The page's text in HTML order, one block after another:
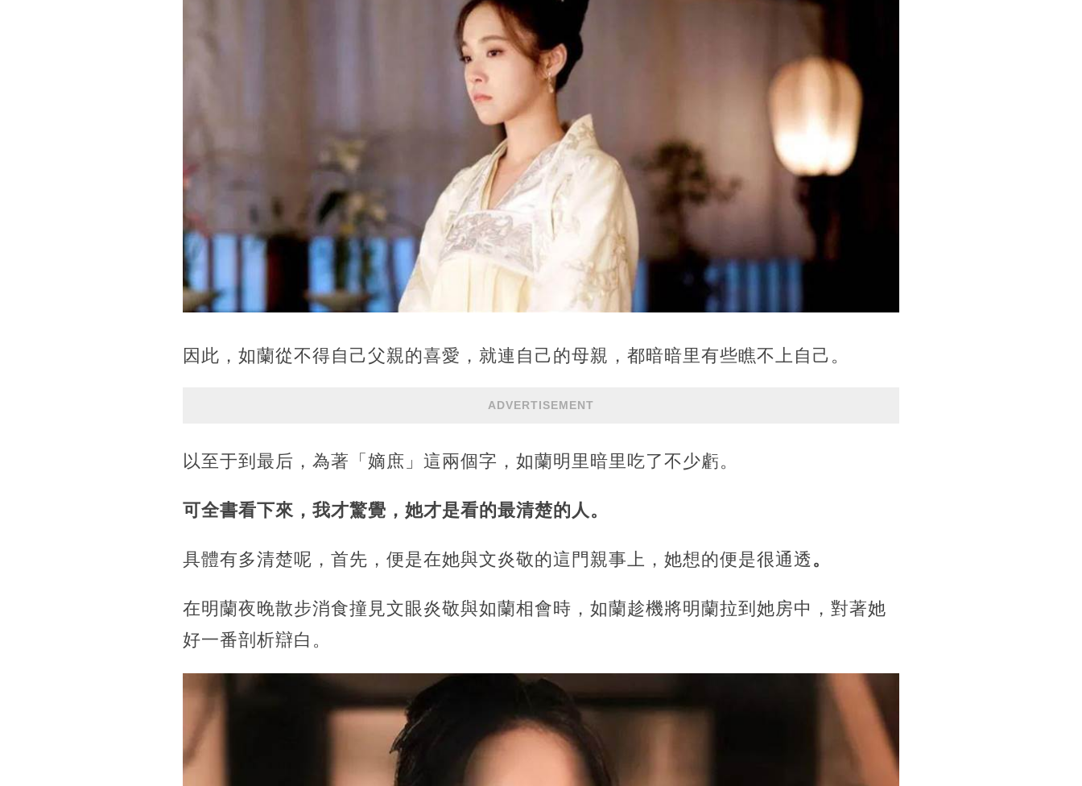
因此，如蘭從不得自己父親的喜愛，就連自己的母親，都暗暗里有些瞧不上自己。
ADVERTISEMENT
以至于到最后，為著「嫡庶」這兩個字，如蘭明里暗里吃了不少虧。
可全書看下來，我才驚覺，她才是看的最清楚的人。
具體有多清楚呢，首先，便是在她與文炎敬的這門親事上，她想的便是很通透。
在明蘭夜晚散步消食撞見文眼炎敬與如蘭相會時，如蘭趁機將明蘭拉到她房中，對著她
好一番剖析辯白。